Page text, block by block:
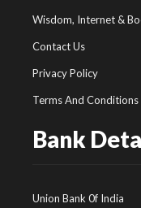
Wisdom, Internet &
Contact Us
Privacy Policy
Terms And Conditions
Bank
Union Bank 0f India